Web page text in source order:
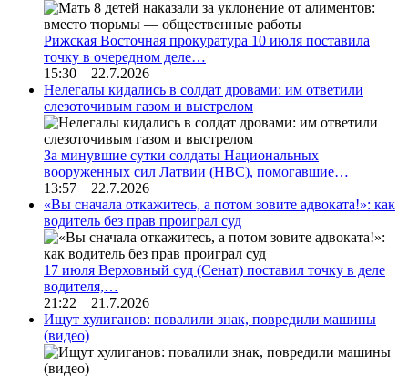
Рижская Восточная прокуратура 10 июля поставила
точку в очередном деле…
15:30 22.7.2026
Нелегалы кидались в солдат дровами: им ответили
слезоточивым газом и выстрелом
За минувшие сутки солдаты Национальных
вооруженных сил Латвии (НВС), помогавшие…
13:57 22.7.2026
«Вы сначала откажитесь, а потом зовите адвоката!»: как
водитель без прав проиграл суд
17 июля Верховный суд (Сенат) поставил точку в деле
водителя,…
21:22 21.7.2026
Ищут хулиганов: повалили знак, повредили машины
(видео)